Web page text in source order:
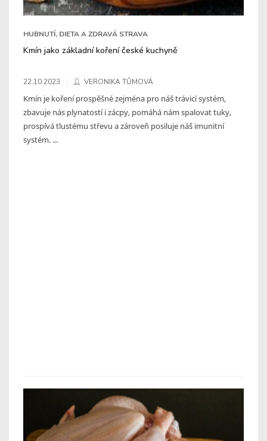
HUBNUTÍ, DIETA A ZDRAVÁ STRAVA
Kmín jako základní koření české kuchyně
22.10.2023 VERONIKA TŮMOVÁ
Kmín je koření prospěšné zejména pro náš trávicí systém,
zbavuje nás plynatostí i zácpy, pomáhá nám spalovat tuky,
prospívá tlustému střevu a zároveň posiluje náš imunitní
systém. ...